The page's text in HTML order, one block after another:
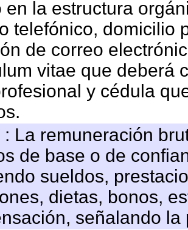
en la estructura
telefónico, domicilio
de correo
vitae que deberá
y cédula
: La remuneración
de base o de
sueldos,
dietas, bonos,
señalando